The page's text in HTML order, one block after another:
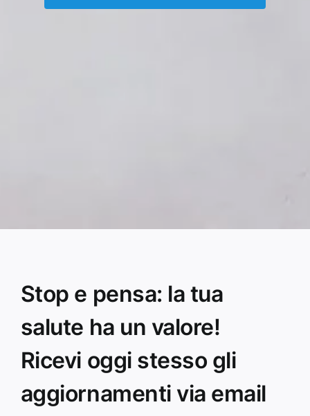
Stop e pensa: la tua
salute ha un valore!
Ricevi oggi stesso gli
aggiornamenti via email